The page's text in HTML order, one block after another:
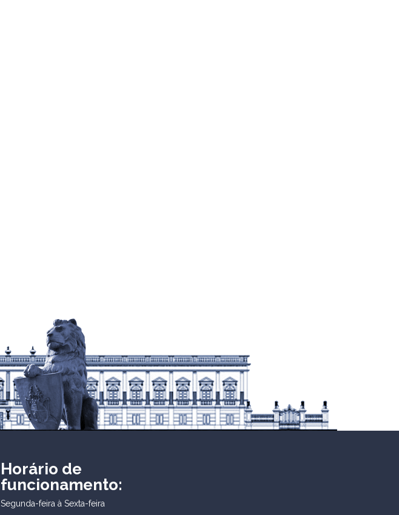
Horário de
funcionamento:
Segunda-feira à Sexta-feira